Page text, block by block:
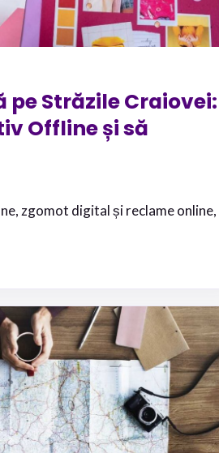
pe Străzile Craiovei:
Offline și să
zgomot digital și reclame online,